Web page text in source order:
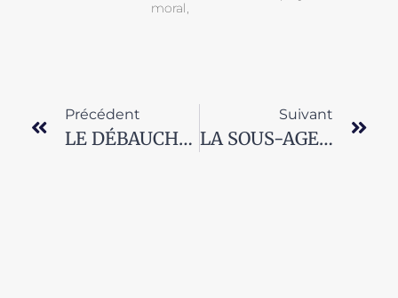
moral,
Précédent
LE DÉBAUCHAGE DES ASSOCIÉS DE L’AGENCE COMMERCIALE
Suivant
LA SOUS-AGENCE COMMERCIALE DANS L’IMMOBILIER ?